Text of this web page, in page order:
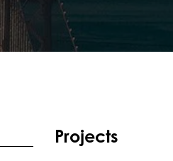
Projects